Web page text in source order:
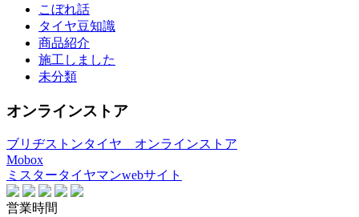
こぼれ話
タイヤ豆知識
商品紹介
施工しました
未分類
オンラインストア
ブリヂストンタイヤ オンラインストア
Mobox
ミスタータイヤマンwebサイト
営業時間